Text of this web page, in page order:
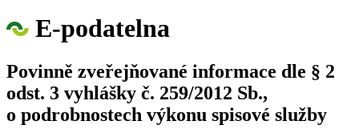
E-podatelna
Povinně zveřejňované informace dle § 2
odst. 3 vyhlášky č. 259/2012 Sb.,
o podrobnostech výkonu spisové služby